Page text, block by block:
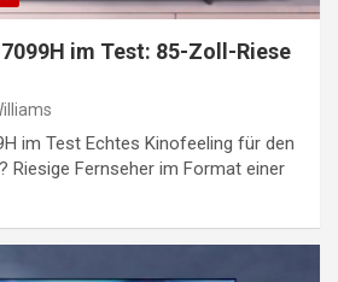
im Test: 85-Zoll-Riese
im Test Echtes Kinofeeling für den
Riesige Fernseher im Format einer